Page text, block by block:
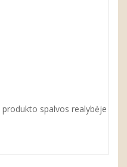
spalvos realybėje